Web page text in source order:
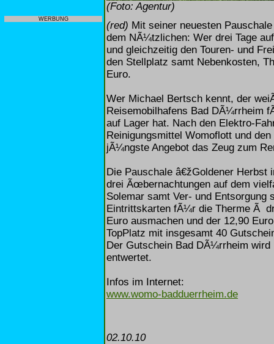
WERBUNG
(Foto: Agentur)
(red) Mit seiner neuesten
dem NÃ¼tzlichen: Wer drei Tage
und gleichzeitig den Touren- und
den Stellplatz samt Nebenkosten,
Euro.
Wer Michael Bertsch kennt, der
Reisemobilhafens Bad DÃ¼rrheim
auf Lager hat. Nach den Elektro-
Reinigungsmittel Womoflott und
jÃ¼ngste Angebot das Zeug zum
Die Pauschale â€žGoldener
drei Ãœbernachtungen auf dem
Solemar samt Ver- und Entsorgung
Eintrittskarten fÃ¼r die Therme Ã
Euro ausmachen und der 12,90
TopPlatz mit insgesamt 40
Der Gutschein Bad DÃ¼rrheim
entwertet.
Infos im Internet:
www.womo-badduerrheim.de
02.10.10